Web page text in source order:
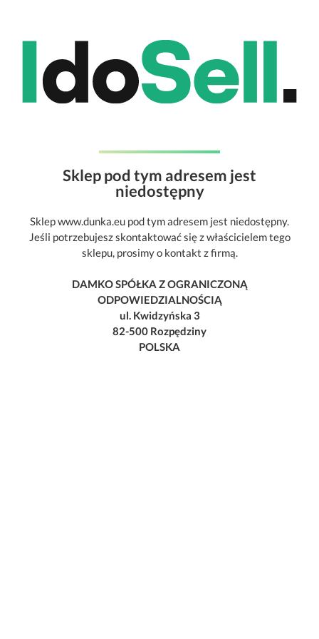
Sklep pod tym adresem jest
niedostępny
Sklep www.dunka.eu pod tym adresem jest niedostępny.
Jeśli potrzebujesz skontaktować się z właścicielem tego
sklepu, prosimy o kontakt z firmą.
DAMKO SPÓŁKA Z OGRANICZONĄ
ODPOWIEDZIALNOŚCIĄ
ul. Kwidzyńska 3
82-500 Rozpędziny
POLSKA